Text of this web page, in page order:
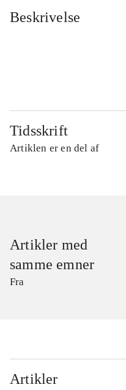
Beskrivelse
Tidsskrift
Artiklen er en del af
Artikler med
samme emner
Fra
Artikler